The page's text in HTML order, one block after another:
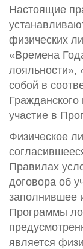
Настоящие
физических
«Времена
лояльности»,
собой в
участие в
Физическое
Правилах
договора об
заполнившее
Программы
является